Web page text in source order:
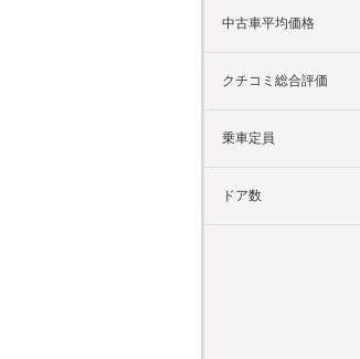
中古車平均価格
クチコミ総合評価
乗車定員
ドア数